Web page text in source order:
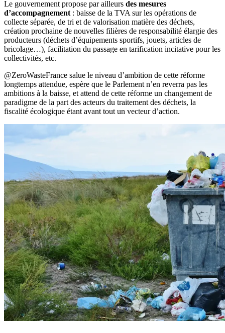
Le gouvernement propose par ailleurs des mesures
d’accompagnement : baisse de la TVA sur les opérations de
collecte séparée, de tri et de valorisation matière des déchets,
création prochaine de nouvelles filières de responsabilité élargie des
producteurs (déchets d’équipements sportifs, jouets, articles de
bricolage…), facilitation du passage en tarification incitative pour les
collectivités, etc.
@ZeroWasteFrance salue le niveau d’ambition de cette réforme
longtemps attendue, espère que le Parlement n’en reverra pas les
ambitions à la baisse, et attend de cette réforme un changement de
paradigme de la part des acteurs du traitement des déchets, la
fiscalité écologique étant avant tout un vecteur d’action.